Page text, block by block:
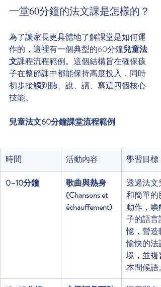
一堂60分鐘的法文課是怎樣的？
為了讓家長更具體地了解課堂是如何運
作的，這裡有一個典型的60分鐘兒童法
文課程流程範例。這個結構旨在確保孩
子在整節課中都能保持高度投入，同時
初步接觸到聽、說、讀、寫這四個核心
技能。
兒童法文60分鐘課堂流程範例
時間 活動內容 學習目標
0–10分鐘
歌曲與熱身
(Chansons et
échauffement)
透過法文
和簡單的
動作，喚
子的語言記
憶，營造
愉快的法
境，並複
本問候語。